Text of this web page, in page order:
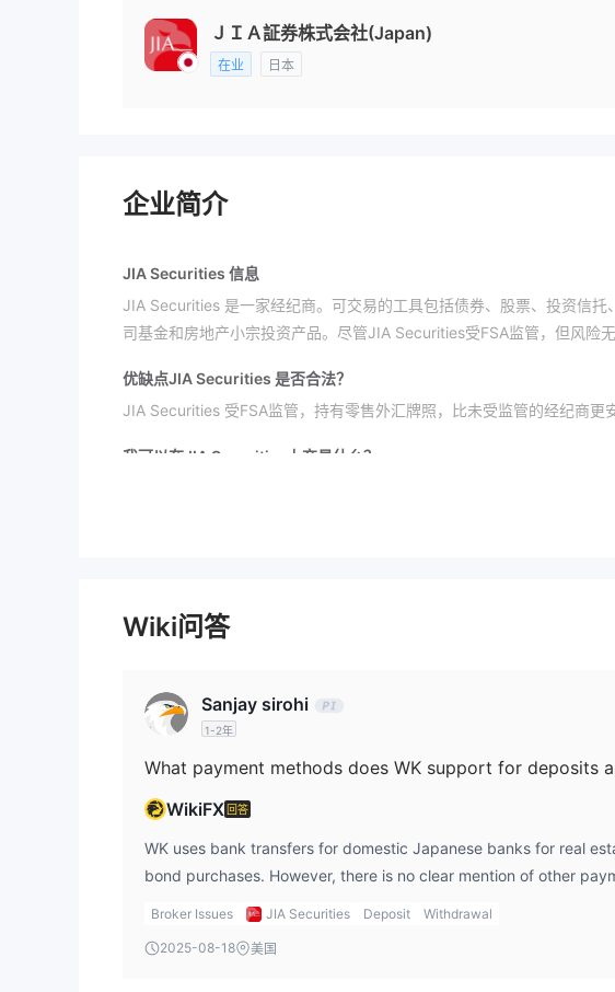
ＪＩＡ証券株式会社(Japan)
在业 日本
企业简介
JIA Securities 信息
JIA Securities 是一家经纪商。可交易的工具包括债券、股票、投资信
司基金和房地产小宗投资产品。尽管JIA Securities受FSA监管，但风险无
优缺点JIA Securities 是否合法？
JIA Securities 受FSA监管，持有零售外汇牌照，比未受监管的经纪商更
我可以在JIA Securities上交易什么？
存款和取款
银行转账 （日本国内银行）适用于房地产和债券购买，但未列出具体的
Wiki问答
Sanjay sirohi
1-2年
WikiFX 回答
WK uses bank transfers for domestic Japanese banks for real
bond purchases. However, there is no clear mention of other
methods or fees associated with deposits and withdrawals. In my
different channels for depositing or withdrawing funds. To get
Broker Issues JIA Securities Deposit Withdrawal
2025-08-18 美国